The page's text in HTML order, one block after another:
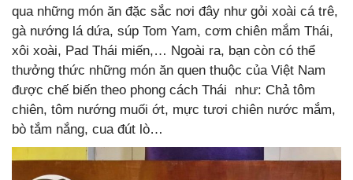
qua những món ăn đặc sắc nơi đây như gỏi xoài cá trê,
gà nướng lá dứa, súp Tom Yam, cơm chiên mắm Thái,
xôi xoài, Pad Thái miến,… Ngoài ra, bạn còn có thể
thưởng thức những món ăn quen thuộc của Việt Nam
được chế biến theo phong cách Thái như: Chả tôm
chiên, tôm nướng muối ớt, mực tươi chiên nước mắm,
bò tắm nắng, cua đút lò…